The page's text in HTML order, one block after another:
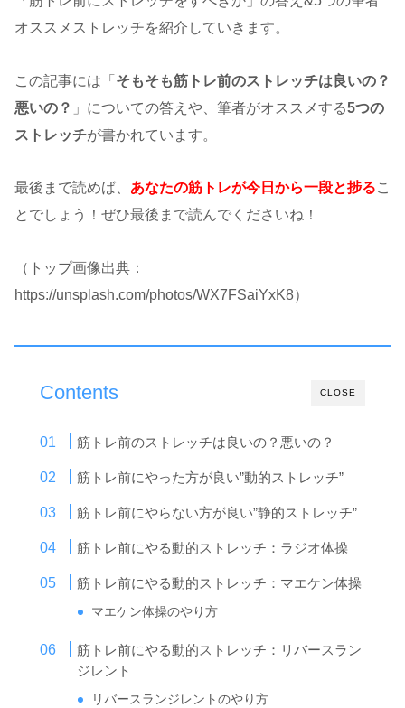
オススメストレッチを紹介していきます。
この記事には「 そもそも筋トレ前のストレッチは良いの？
悪いの？ 」についての答えや、筆者がオススメする5つの
ストレッチが書かれています。
最後まで読めば、 あなたの筋トレが今日から一段と捗るこ
とでしょう！ぜひ最後まで読んでくださいね！
（トップ画像出典：
https://unsplash.com/photos/WX7FSaiYxK8）
CLOSE
Contents
筋トレ前のストレッチは良いの？悪いの？
筋トレ前にやった方が良い”動的ストレッチ”
筋トレ前にやらない方が良い”静的ストレッチ”
筋トレ前にやる動的ストレッチ：ラジオ体操
筋トレ前にやる動的ストレッチ：マエケン体操
マエケン体操のやり方
筋トレ前にやる動的ストレッチ：リバースラン
ジレント
リバースランジレントのやり方